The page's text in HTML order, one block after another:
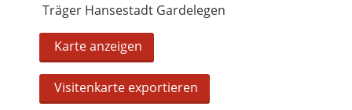
Träger Hansestadt Gardelegen
Karte anzeigen
Visitenkarte exportieren